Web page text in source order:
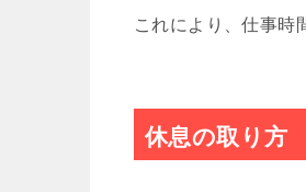
これにより、仕事時
休息の取り方